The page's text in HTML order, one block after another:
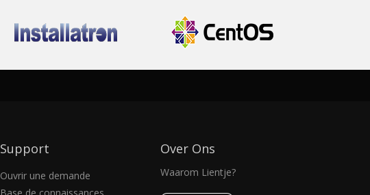
Support
Ouvrir une demande
Over Ons
Waarom Lientje?